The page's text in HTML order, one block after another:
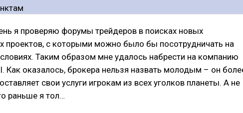
я проверяю форумы трейдеров в поисках новых
проектов, с которыми можно было бы посотрудничать на
Таким образом мне удалось набрести на компанию
Как оказалось, брокера нельзя назвать молодым – он
свои услуги игрокам из всех уголков планеты. А не
раньше я тол…